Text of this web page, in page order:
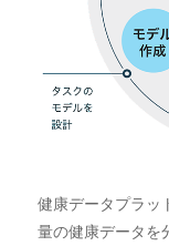
健康データプラッ
量の健康データを